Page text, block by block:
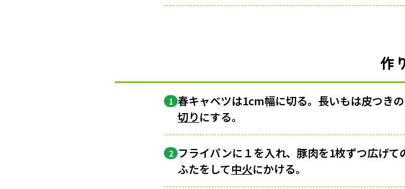
作
1 春キャベツは1cm幅に切る。長いもは皮つき
切りにする。
2 フライパンに１を入れ、豚肉を1枚ずつ広げて
ふたをして中火にかける。